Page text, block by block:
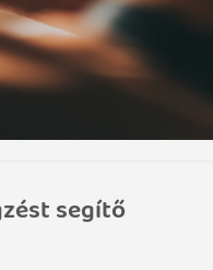
segítő